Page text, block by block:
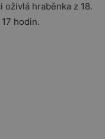
oživlá hraběnka z 18.
hodin.